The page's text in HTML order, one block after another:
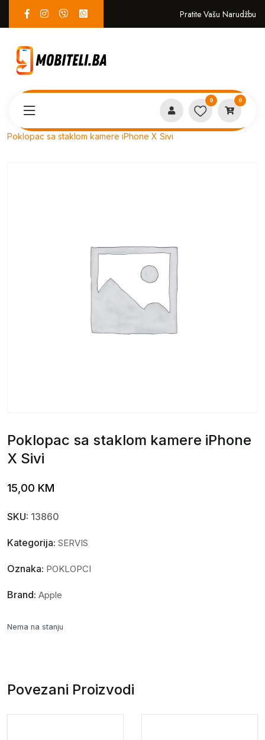
Pratite Vašu Narudžbu
0 0
Poklopac sa staklom kamere iPhone X Sivi
Poklopac sa staklom kamere iPhone
X Sivi
15,00 KM
SKU: 13860
Kategorija: SERVIS
Oznaka: POKLOPCI
Brand: Apple
Nema na stanju
Povezani Proizvodi